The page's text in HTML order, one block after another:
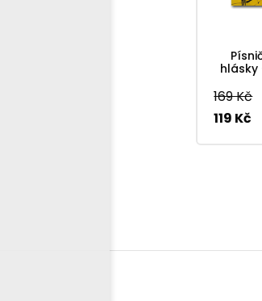
hlásky
169 Kč
119 Kč